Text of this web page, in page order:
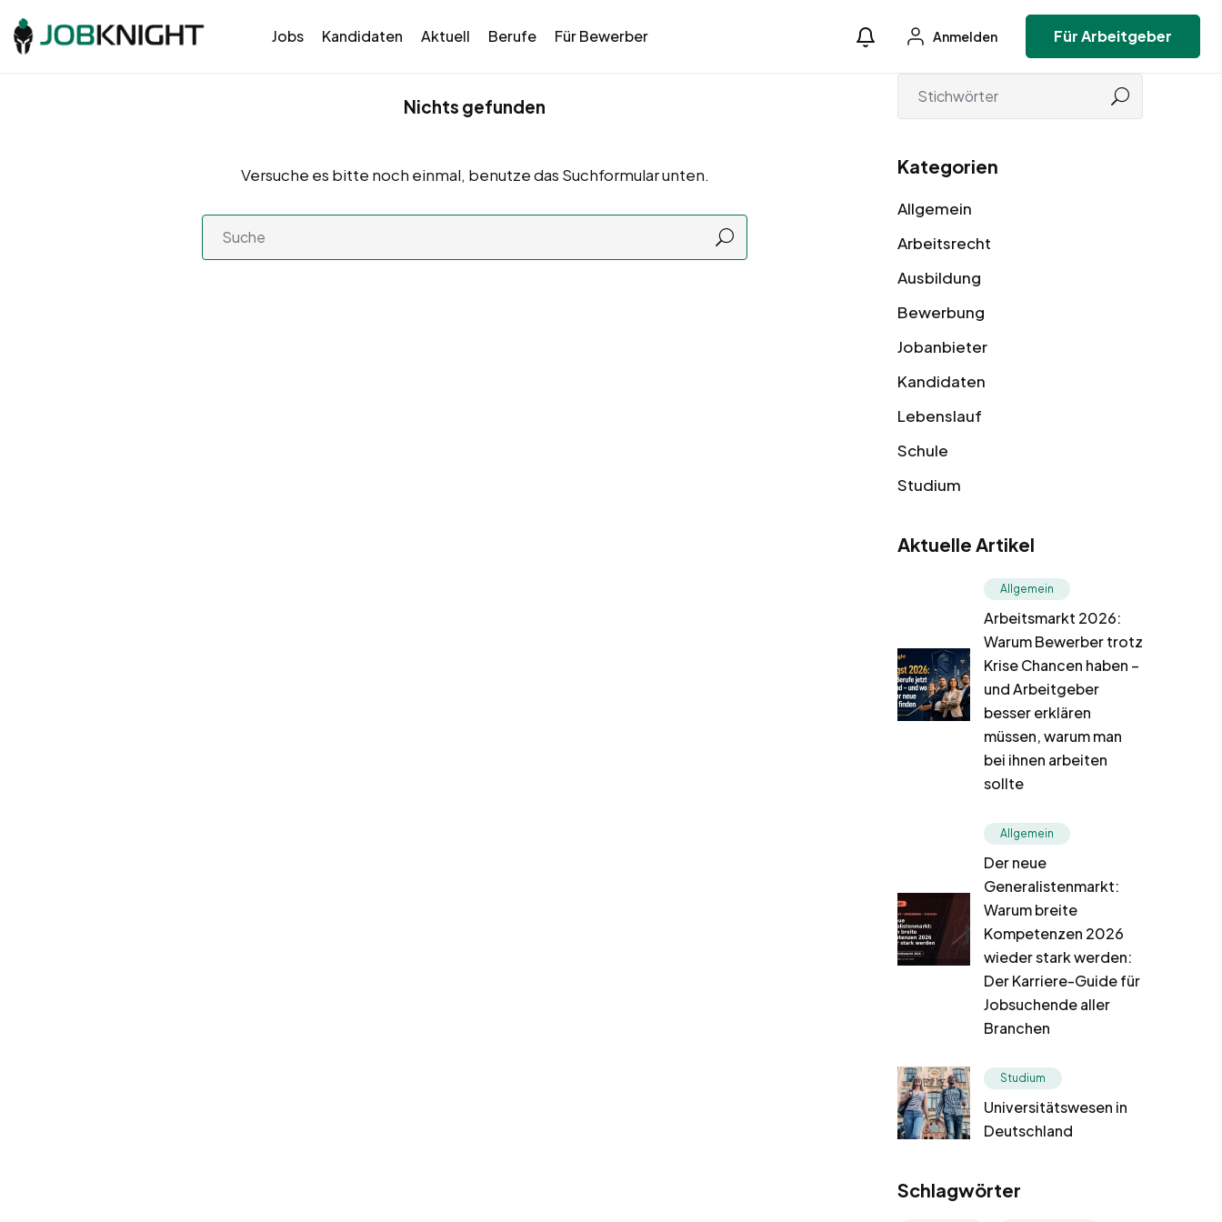
Jobs Kandidaten Aktuell Berufe Für Bewerber Anmelden Für Arbeitgeber
Nichts gefunden
Versuche es bitte noch einmal, benutze das Suchformular unten. Kategorien
Allgemein
Arbeitsrecht
Ausbildung
Bewerbung
Jobanbieter
Kandidaten
Lebenslauf
Schule
Studium
Aktuelle Artikel
Allgemein
Arbeitsmarkt 2026:
Warum Bewerber trotz
Krise Chancen haben –
und Arbeitgeber
besser erklären
müssen, warum man
bei ihnen arbeiten
sollte
Allgemein
Der neue
Generalistenmarkt:
Warum breite
Kompetenzen 2026
wieder stark werden:
Der Karriere-Guide für
Jobsuchende aller
Branchen
Studium
Universitätswesen in
Deutschland
Schlagwörter